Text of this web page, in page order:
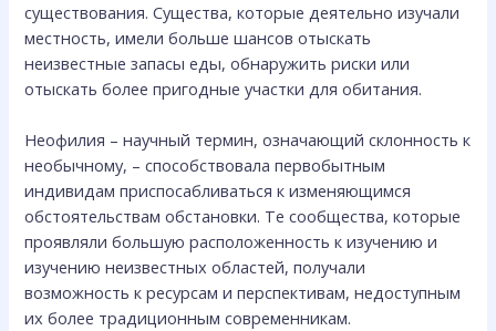
существования. Существа, которые деятельно изучали
местность, имели больше шансов отыскать
неизвестные запасы еды, обнаружить риски или
отыскать более пригодные участки для обитания.
Неофилия – научный термин, означающий склонность к
необычному, – способствовала первобытным
индивидам приспосабливаться к изменяющимся
обстоятельствам обстановки. Те сообщества, которые
проявляли большую расположенность к изучению и
изучению неизвестных областей, получали
возможность к ресурсам и перспективам, недоступным
их более традиционным современникам.